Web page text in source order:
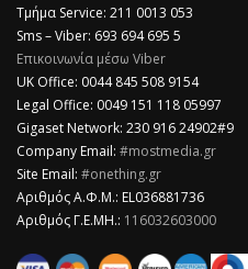
Τμήμα Service: 211 0013 053
Sms – Viber: 693 694 695 5
Επικοινωνία μέσω Viber
​UK Office: 0044 845 508 9154
Legal Office: 0049 151 118 05997
Gigaset Network: 230 916 24902#9
Company Email: #mostmedia.gr
Site Email: #onething.gr
Αριθμός Α.Φ.Μ.: EL036881736
Αριθμός Γ.Ε.ΜΗ.: 116032603000